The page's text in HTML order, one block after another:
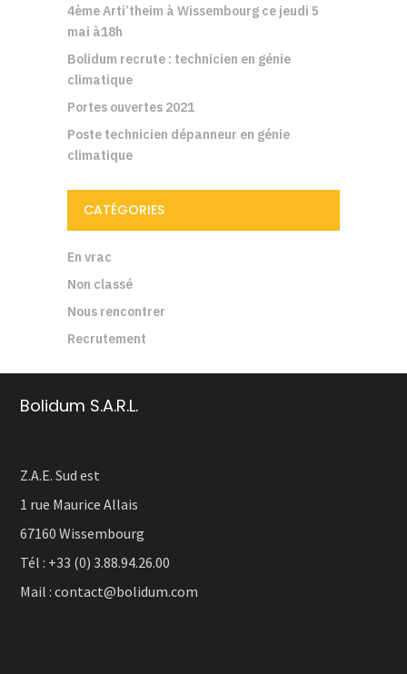
4ème Arti’theim à Wissembourg ce jeudi 5
mai à18h
Bolidum recrute : technicien en génie
climatique
Portes ouvertes 2021
Poste technicien dépanneur en génie
climatique
CATÉGORIES
En vrac
Non classé
Nous rencontrer
Recrutement
Bolidum S.A.R.L.
Z.A.E. Sud est
1 rue Maurice Allais
67160 Wissembourg
Tél : +33 (0) 3.88.94.26.00
Mail :contact@bolidum.com